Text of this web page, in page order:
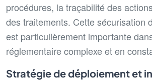
procédures, la traçabilité des
des traitements. Cette sécurisation
est particulièrement importante
réglementaire complexe et en
Stratégie de déploiement et